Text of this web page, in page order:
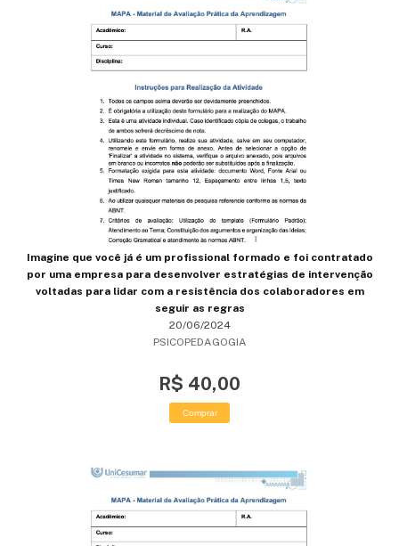
Imagine que você já é um profissional formado e foi contratado
por uma empresa para desenvolver estratégias de intervenção
voltadas para lidar com a resistência dos colaboradores em
seguir as regras
20/06/2024
PSICOPEDAGOGIA
R$ 40,00
Comprar